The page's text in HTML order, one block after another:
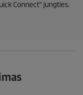
Connect“ jungties.